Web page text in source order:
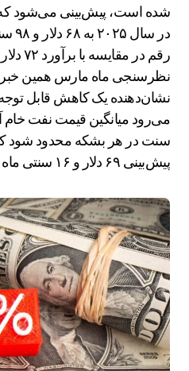
شده است، پیش‌بینی می‌شود
در
نظرسنجی ماه مارس همین
نشان‌دهنده یک کاهش قابل
سنت در هر بشکه محدود شود
پیش‌بینی ۶۹ دلار و ۱۶ سنتی ماه گذشته، کاهش یافته است.